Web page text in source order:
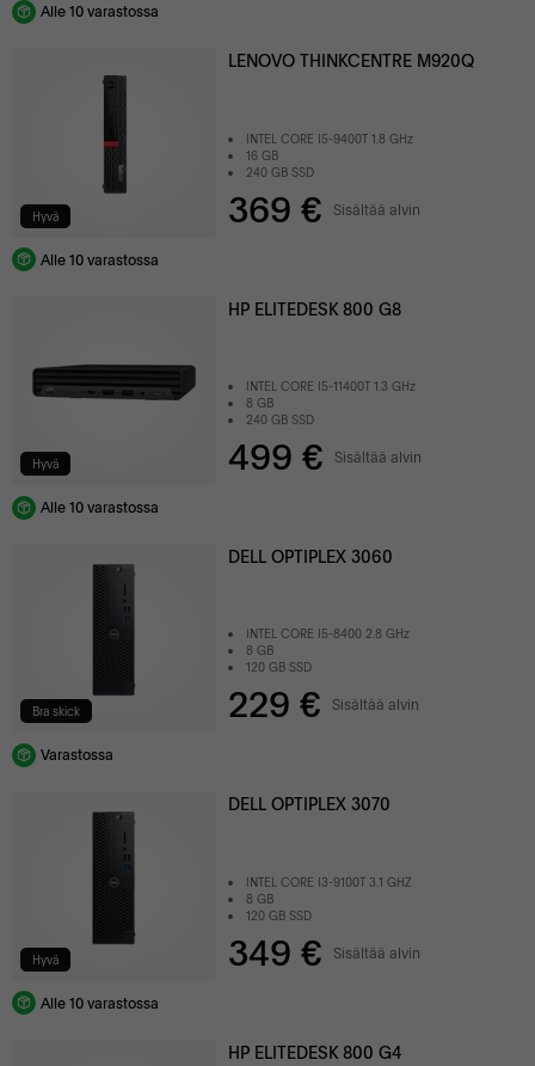
Alle 10 varastossa
Hyvä
LENOVO THINKCENTRE M920Q
INTEL CORE I5-9400T 1.8 GHz
16 GB
240 GB SSD
369 € Sisältää alvin
Alle 10 varastossa
Hyvä
HP ELITEDESK 800 G8
INTEL CORE I5-11400T 1.3 GHz
8 GB
240 GB SSD
499 € Sisältää alvin
Alle 10 varastossa
Bra skick
DELL OPTIPLEX 3060
INTEL CORE I5-8400 2.8 GHz
8 GB
120 GB SSD
229 € Sisältää alvin
Varastossa
Hyvä
DELL OPTIPLEX 3070
INTEL CORE I3-9100T 3.1 GHZ
8 GB
120 GB SSD
349 € Sisältää alvin
Alle 10 varastossa
HP ELITEDESK 800 G4